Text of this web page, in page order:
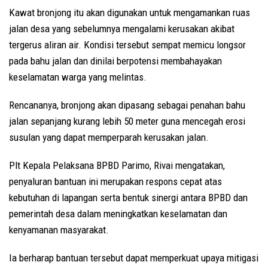
Kawat bronjong itu akan digunakan untuk mengamankan ruas
jalan desa yang sebelumnya mengalami kerusakan akibat
tergerus aliran air. Kondisi tersebut sempat memicu longsor
pada bahu jalan dan dinilai berpotensi membahayakan
keselamatan warga yang melintas.
Rencananya, bronjong akan dipasang sebagai penahan bahu
jalan sepanjang kurang lebih 50 meter guna mencegah erosi
susulan yang dapat memperparah kerusakan jalan.
Plt Kepala Pelaksana BPBD Parimo, Rivai mengatakan,
penyaluran bantuan ini merupakan respons cepat atas
kebutuhan di lapangan serta bentuk sinergi antara BPBD dan
pemerintah desa dalam meningkatkan keselamatan dan
kenyamanan masyarakat.
Ia berharap bantuan tersebut dapat memperkuat upaya mitigasi